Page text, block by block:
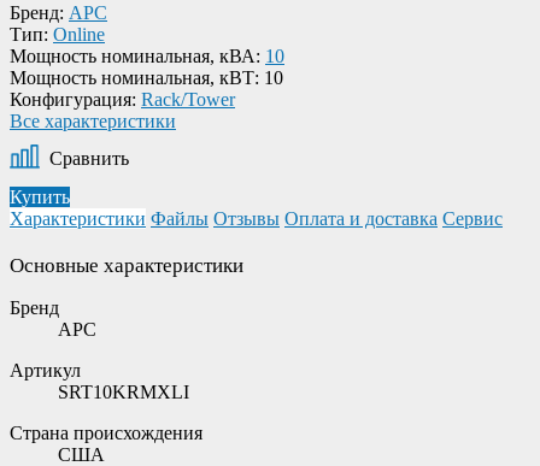
Бренд: APC
Тип: Online
Мощность номинальная, кВА: 10
Мощность номинальная, кВТ: 10
Конфигурация: Rack/Tower
Все характеристики
Сравнить
Купить
Характеристики Файлы Отзывы Оплата и доставка Сервис
Основные характеристики
Бренд
APC
Артикул
SRT10KRMXLI
Страна происхождения
США